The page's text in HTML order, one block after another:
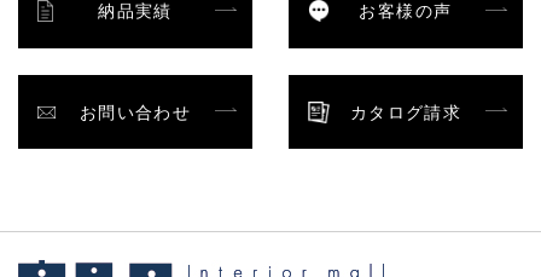
納品実績 お客様の声
お問い合わせ カタログ請求